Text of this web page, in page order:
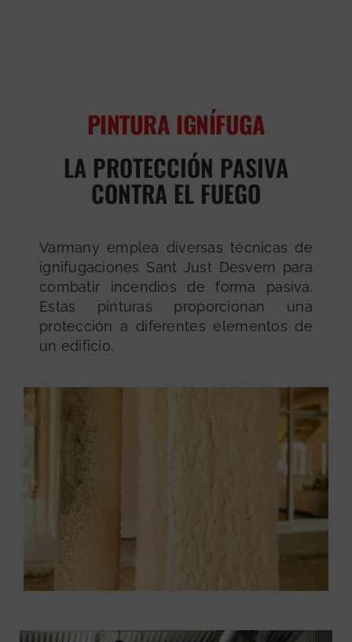
PINTURA IGNÍFUGA
LA PROTECCIÓN PASIVA
CONTRA EL FUEGO
Varmany emplea diversas técnicas de
ignifugaciones Sant Just Desvern para
combatir incendios de forma pasiva.
Estas pinturas proporcionan una
protección a diferentes elementos de
un edificio.